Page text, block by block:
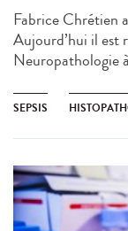
Fabrice Chrétien
Aujourd’hui il est
Neuropathologie
SEPSIS